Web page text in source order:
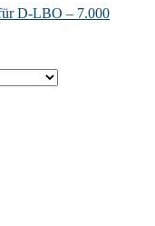
D-LBO – 7.000